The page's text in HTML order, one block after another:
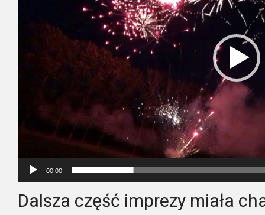
00:00
Dalsza część imprezy miała